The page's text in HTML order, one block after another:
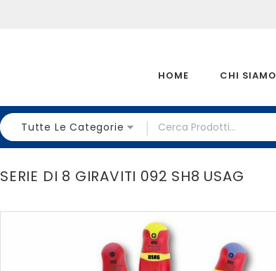
HOME CHI SIAMO
Tutte Le Categorie
SERIE DI 8 GIRAVITI 092 SH8 USAG